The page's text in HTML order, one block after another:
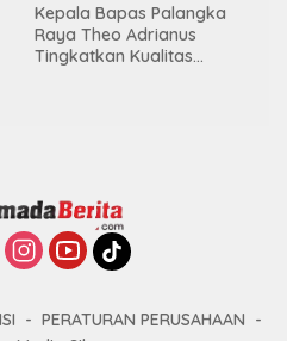
Kepala Bapas Palangka
Raya Theo Adrianus
Tingkatkan Kualitas
PERATURAN PERUSAHAAN